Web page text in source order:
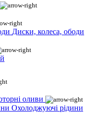
Диски, колеса, ободи
оливи
Охолоджуючі рідини